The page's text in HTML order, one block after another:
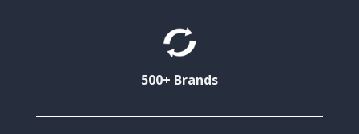
500+ Brands